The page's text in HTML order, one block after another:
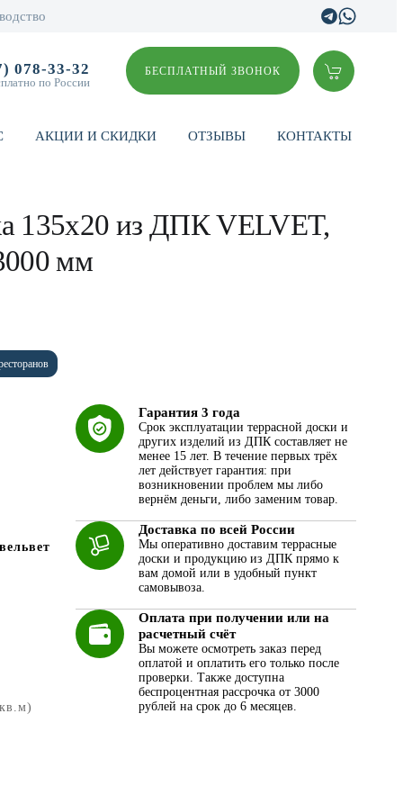
078-33-32
по России
БЕСПЛАТНЫЙ ЗВОНОК
АКЦИИ И СКИДКИ ОТЗЫВЫ КОНТАКТЫ
135х20 из ДПК VELVET,
мм
Гарантия 3 года
Срок эксплуатации террасной доски и
других изделий из ДПК составляет не
менее 15 лет. В течение первых трёх
лет действует гарантия: при
возникновении проблем мы либо
вернём деньги, либо заменим товар.
Доставка по всей России
Мы оперативно доставим террасные
доски и продукцию из ДПК прямо к
вам домой или в удобный пункт
самовывоза.
Оплата при получении или на
расчетный счёт
Вы можете осмотреть заказ перед
оплатой и оплатить его только после
проверки. Также доступна
беспроцентная рассрочка от 3000
рублей на срок до 6 месяцев.